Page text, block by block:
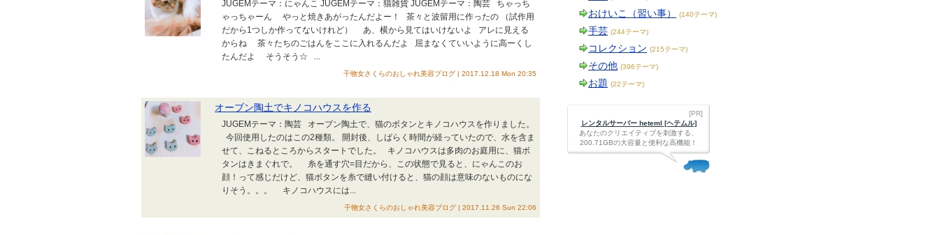
JUGEMテーマ：にゃんこ JUGEMテーマ：猫雑貨 JUGEMテーマ：陶芸 ちゃっち
ゃっちゃーん やっと焼きあがったんだよー！ 茶々と波留用に作ったの （試作用
だから1つしか作ってないけれど） あ、横から見てはいけないよ アレに見える
からね 茶々たちのごはんをここに入れるんだよ 屈まなくていいように高ーくし
たんだよ そうそう☆ ...
干物女さくらのおしゃれ美容ブログ | 2017.12.18 Mon 20:35
オーブン陶土でキノコハウスを作る
JUGEMテーマ：陶芸 オーブン陶土で、猫のボタンとキノコハウスを作りました。
今回使用したのはこの2種類。 開封後、しばらく時間が経っていたので、水を含ま
せて、こねるところからスタートでした。 キノコハウスは多肉のお庭用に、猫ボ
タンはきまぐれで。 糸を通す穴=目だから、この状態で見ると、にゃんこのお
顔！って感じだけど、猫ボタンを糸で縫い付けると、猫の顔は意味のないものにな
りそう。。。 キノコハウスには...
干物女さくらのおしゃれ美容ブログ | 2017.11.26 Sun 22:06
おけいこ（習い事） (140テーマ)
手芸 (244テーマ)
コレクション (215テーマ)
その他 (396テーマ)
お題 (22テーマ)
[PR]
レンタルサーバー heteml [ヘテムル]
あなたのクリエイティブを刺激する、
200.71GBの大容量と便利な高機能！